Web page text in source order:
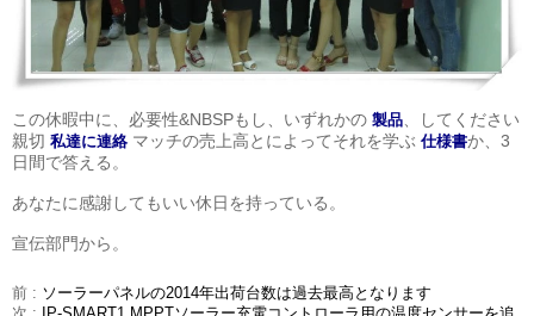
この休暇中に、必要性&NBSPもし、いずれかの 製品 、してください
親切 私達に連絡 マッチの売上高とによってそれを学ぶ 仕様書か、3
日間で答える。
あなたに感謝してもいい休日を持っている。
宣伝部門から。
前 : ソーラーパネルの2014年出荷台数は過去最高となります